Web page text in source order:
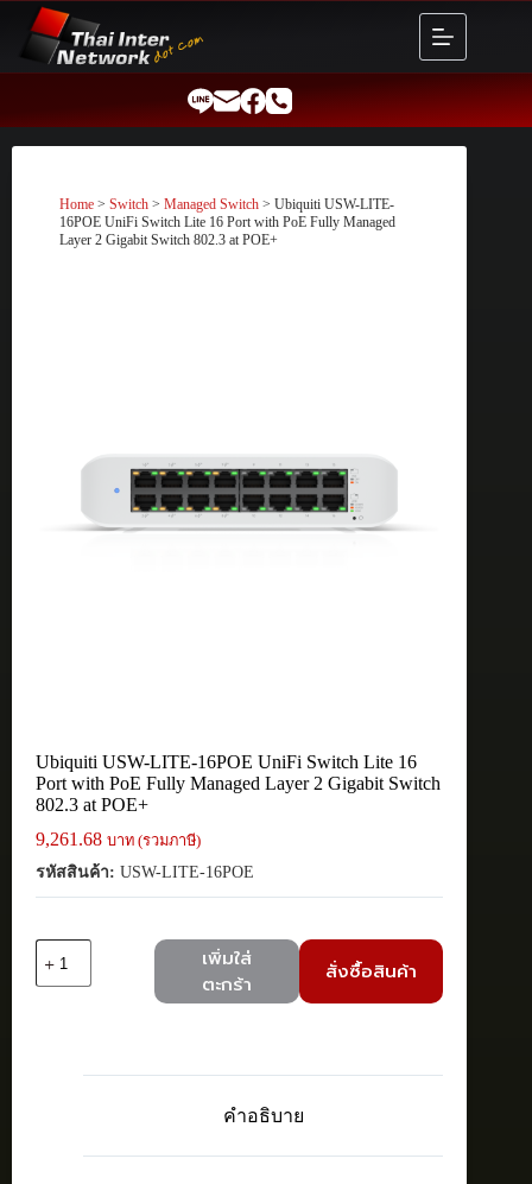
content
Home > Switch > Managed Switch > Ubiquiti USW-LITE-
16POE UniFi Switch Lite 16 Port with PoE Fully Managed
Layer 2 Gigabit Switch 802.3 at POE+
Ubiquiti USW-LITE-16POE UniFi Switch Lite 16
Port with PoE Fully Managed Layer 2 Gigabit Switch
802.3 at POE+
9,261.68 บาท (รวมภาษี)
รหัสสินค้า: USW-LITE-16POE
Ubiquiti
Switch
เพิ่มใส่
ตะกร้า
สั่งซื้อสินค้า
คำอธิบาย